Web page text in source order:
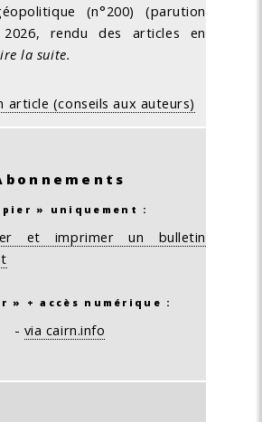
(n°200) (parution
2026, rendu des articles en
la suite.
article (conseils aux auteurs)
» uniquement :
et imprimer un bulletin
» + accès numérique :
- via cairn.info